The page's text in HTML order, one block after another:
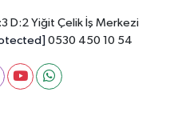
D:2 Yiğit Çelik İş Merkezi
0530 450 10 54